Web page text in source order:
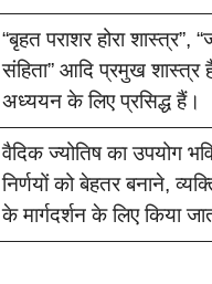
“बृहत पराशर होरा शास्त्र”,
संहिता” आदि प्रमुख शास्त्र
अध्ययन के लिए प्रसिद्ध हैं।
वैदिक ज्योतिष का उपयोग
निर्णयों को बेहतर बनाने,
के मार्गदर्शन के लिए किया